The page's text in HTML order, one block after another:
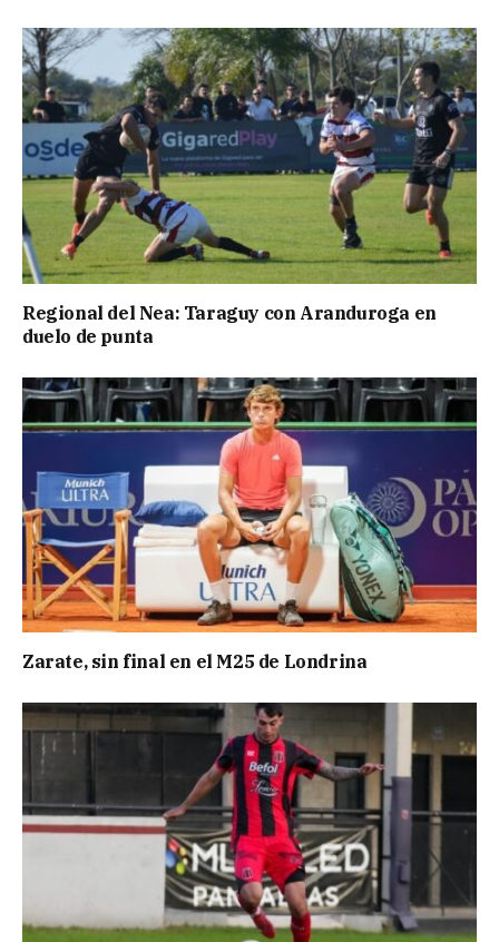
Regional del Nea: Taraguy con Aranduroga en
duelo de punta
Zarate, sin final en el M25 de Londrina